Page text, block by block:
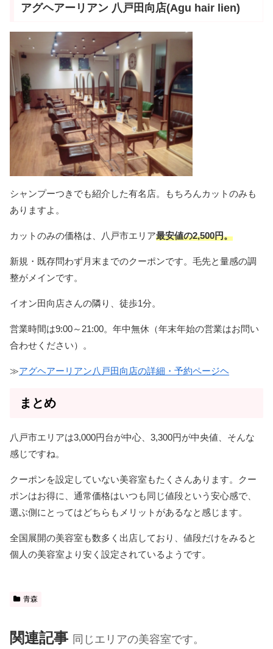
アグヘアーリアン 八戸田向店(Agu hair lien)
シャンプーつきでも紹介した有名店。もちろんカットのみも
ありますよ。
カットのみの価格は、八戸市エリア最安値の2,500円。
新規・既存問わず月末までのクーポンです。毛先と量感の調
整がメインです。
イオン田向店さんの隣り、徒歩1分。
営業時間は9:00～21:00。年中無休（年末年始の営業はお問い
合わせください）。
≫アグヘアーリアン八戸田向店の詳細・予約ページヘ
まとめ
八戸市エリアは3,000円台が中心、3,300円が中央値、そんな
感じですね。
クーポンを設定していない美容室もたくさんあります。クー
ポンはお得に、通常価格はいつも同じ値段という安心感で、
選ぶ側にとってはどちらもメリットがあるなと感じます。
全国展開の美容室も数多く出店しており、値段だけをみると
個人の美容室より安く設定されているようです。
青森
関連記事 同じエリアの美容室です。